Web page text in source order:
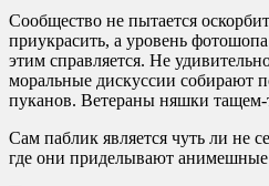
Сообщество не пытается
приукрасить, а уровень
этим справляется. Не
моральные дискуссии собирают
пуканов. Ветераны няшки тащем-
Сам паблик является чуть ли не
где они приделывают